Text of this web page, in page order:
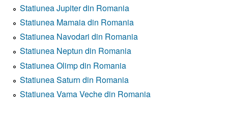
Statiunea Jupiter din Romania
Statiunea Mamaia din Romania
Statiunea Navodari din Romania
Statiunea Neptun din Romania
Statiunea Olimp din Romania
Statiunea Saturn din Romania
Statiunea Vama Veche din Romania